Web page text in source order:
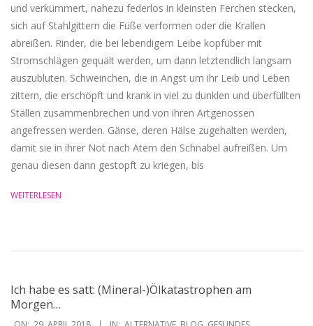
und verkümmert, nahezu federlos in kleinsten Ferchen stecken,
sich auf Stahlgittern die Füße verformen oder die Krallen
abreißen. Rinder, die bei lebendigem Leibe kopfüber mit
Stromschlägen gequält werden, um dann letztendlich langsam
auszubluten. Schweinchen, die in Angst um ihr Leib und Leben
zittern, die erschöpft und krank in viel zu dunklen und überfüllten
Ställen zusammenbrechen und von ihren Artgenossen
angefressen werden. Gänse, deren Hälse zugehalten werden,
damit sie in ihrer Not nach Atem den Schnabel aufreißen. Um
genau diesen dann gestopft zu kriegen, bis
WEITERLESEN
Ich habe es satt: (Mineral-)Ölkatastrophen am
Morgen…
2018-